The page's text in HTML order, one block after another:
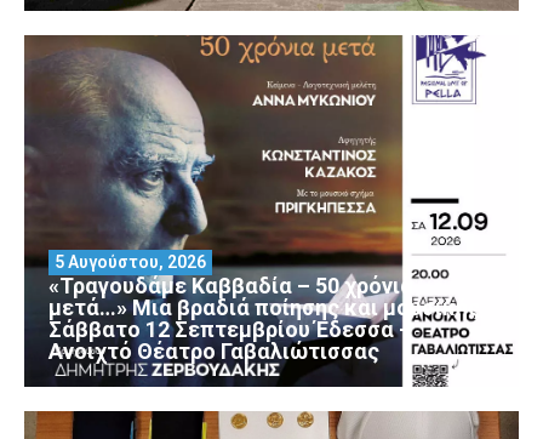
«Τραγουδάμε Καββαδία – 50 χρόνια
μετά…» Μια βραδιά ποίησης και μουσικής
Σάββατο 12 Σεπτεμβρίου Έδεσσα –
Ανοιχτό Θέατρο Γαβαλιώτισσας
5 Αυγούστου, 2026